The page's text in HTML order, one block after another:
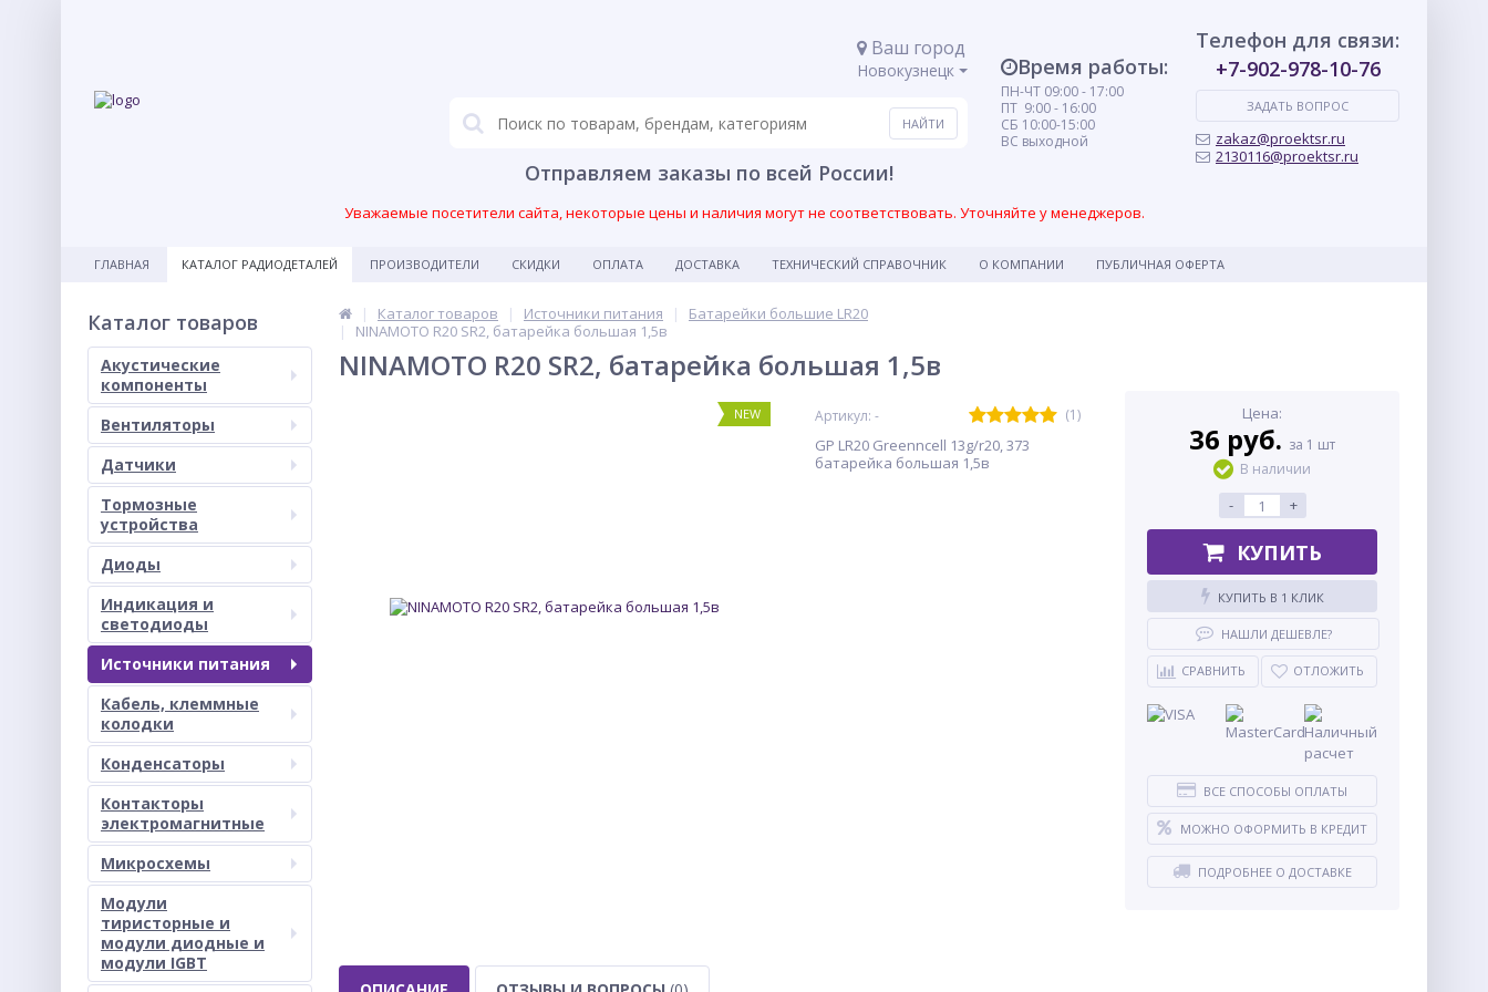
Ваш город
Новокузнецк
Отправляем заказы по всей России!
Время работы:
ПН-ЧТ 09:00 - 17:00
ПТ 9:00 - 16:00
СБ 10:00-15:00
ВС выходной
Телефон для связи:
+7-902-978-10-76
ЗАДАТЬ ВОПРОС
zakaz@proektsr.ru
2130116@proektsr.ru
Уважаемые посетители сайта, некоторые цены и наличия могут не соответствовать. Уточняйте у менеджеров.
ГЛАВНАЯ КАТАЛОГ РАДИОДЕТАЛЕЙ ПРОИЗВОДИТЕЛИ СКИДКИ ОПЛАТА ДОСТАВКА ТЕХНИЧЕСКИЙ СПРАВОЧНИК О КОМПАНИИ ПУБЛИЧНАЯ ОФЕРТА
Каталог товаров
Акустические
компоненты
Вентиляторы
Датчики
Тормозные
устройства
Диоды
Индикация и
светодиоды
Источники питания
Кабель, клеммные
колодки
Конденсаторы
Контакторы
электромагнитные
Микросхемы
Модули
тиристорные и
модули диодные и
модули IGBT
Каталог товаров Источники питания
Батарейки большие LR20
NINAMOTO R20 SR2, батарейка большая 1,5в
NINAMOTO R20 SR2, батарейка большая 1,5в
NEW Артикул: - (1)
GP LR20 Greenncell 13g/r20, 373
батарейка большая 1,5в
Цена:
36 руб. за 1 шт
В наличии
- +
КУПИТЬ
КУПИТЬ В 1 КЛИК
НАШЛИ ДЕШЕВЛЕ?
СРАВНИТЬ ОТЛОЖИТЬ
ВСЕ СПОСОБЫ ОПЛАТЫ
МОЖНО ОФОРМИТЬ В КРЕДИТ
ПОДРОБНЕЕ О ДОСТАВКЕ